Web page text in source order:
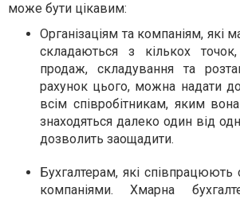
може бути цікавим:
Організаціям та компаніям, які
складаються з кількох
продаж, складування та
рахунок цього, можна надати
всім співробітникам, яким
знаходяться далеко один від
дозволить заощадити.
Бухгалтерам, які співпрацюють
компаніями. Хмарна